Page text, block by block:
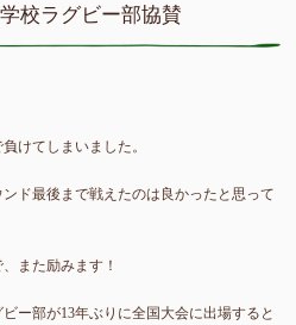
校ラグビー部協賛
けてしまいました。
ド最後まで戦えたのは良かったと思って
また励みます！
ー部が13年ぶりに全国大会に出場すると